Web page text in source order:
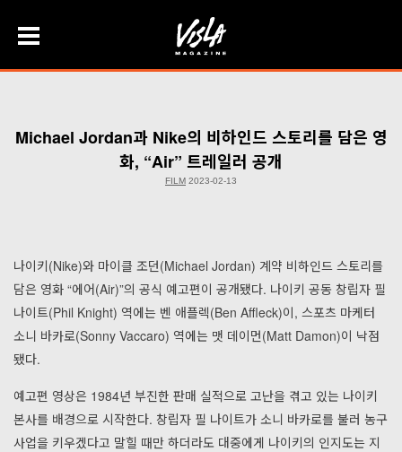
Michael Jordan과 Nike의 비하인드 스토리를 담은 영
화, “Air” 트레일러 공개
FILM 2023-02-13
나이키(Nike)와 마이클 조던(Michael Jordan) 계약 비하인드 스토리를
담은 영화 “에어(Air)”의 공식 예고편이 공개됐다. 나이키 공동 창립자 필
나이트(Phil Knight) 역에는 벤 애플렉(Ben Affleck)이, 스포츠 마케터
소니 바카로(Sonny Vaccaro) 역에는 맷 데이먼(Matt Damon)이 낙점
됐다.
예고편 영상은 1984년 부진한 판매 실적으로 고난을 겪고 있는 나이키
본사를 배경으로 시작한다. 창립자 필 나이트가 소니 바카로를 불러 농구
사업을 키우겠다고 말힐 때만 하더라도 대중에게 나이키의 인지도는 지